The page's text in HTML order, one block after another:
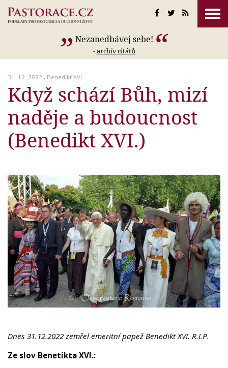
Nezanedbávej sebe!
-archív citátů
31. 12. 2022 , Benedikt XVI.
Když schází Bůh, mizí
naděje a budoucnost
(Benedikt XVI.)
Dnes 31.12.2022 zemřel emeritní papež Benedikt XVI. R.I.P.
Ze slov Benetikta XVI.: